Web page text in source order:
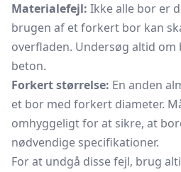
Materialefejl: Ikke alle bor er
brugen af et forkert bor kan
overfladen. Undersøg altid
beton.
Forkert størrelse: En anden
et bor med forkert diameter.
omhyggeligt for at sikre, at
nødvendige specifikationer.
For at undgå disse fejl, brug